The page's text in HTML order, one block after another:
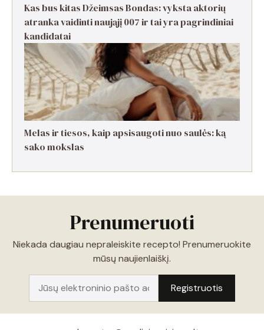
Kas bus kitas Džeimsas Bondas: vyksta aktorių
atranka vaidinti naująjį 007 ir tai yra pagrindiniai
kandidatai
Melas ir tiesos, kaip apsisaugoti nuo saulės: ką
sako mokslas
Prenumeruoti
Niekada daugiau nepraleiskite recepto! Prenumeruokite
mūsų naujienlaiškį.